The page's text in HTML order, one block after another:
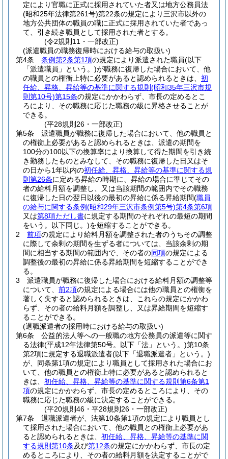
定により官職に正式に採用されていた者又は地方公務員法
(昭和25年法律第261号)第22条の規定により三沢市以外の
地方公共団体の職員の職に正式に採用されていた者であっ
て、引き続き職員として採用された者とする。
(令2規則11・一部改正)
(派遣職員の職務復帰時における給与の取扱い)
第4条
条例第2条第1項の規定により派遣された職員(以下
「派遣職員」という。)が職務に復帰した場合において、他
の職員との権衡上特に必要があると認められるときは、 初
任給、昇格、昇給等の基準に関する規則 (昭和35年三沢市規
則第10号)第15条の規定にかかわらず、市長の定めるとこ
ろにより、その職務に応じた職務の級に昇格させることが
できる。
(平28規則26・一部改正)
第5条
派遣職員が職務に復帰した場合において、他の職員と
の権衡上必要があると認められるときは、派遣の期間を
100分の100以下の換算率により換算して得た期間を引き続
き勤務したものとみなして、その職務に復帰した日又はそ
の日から1年以内の初任給、昇格、昇給等の基準に関する規
則第26条に定める昇給の時期に、昇給の場合に準じてその
者の給料月額を調整し、又は当該期間の範囲内でその職務
に復帰した日の翌日以後の最初の昇給に係る昇給期間(職員
の給与に関する条例(昭和29年三沢市条例第5号)第4条第6項
又は第8項ただし書に規定する期間のそれぞれの最短の期間
をいう。以下同じ。)を短縮することができる。
2
前項の規定により給料月額を調整された者のうちその調整
に際して余剰の期間を生ずる者については、当該余剰の期
間に相当する期間の範囲内で、その者の同項の規定による
調整後の最初の昇給に係る昇給期間を短縮することができ
る。
3
派遣職員が職務に復帰した場合における給料月額の調整等
について、 前2項の規定による場合には他の職員との権衡を
著しく失すると認められるときは、これらの規定にかかわ
らず、その者の給料月額を調整し、又は昇給期間を短縮す
ることができる。
(退職派遣者の採用時における給与の取扱い)
第6条
公益的法人等への一般職の地方公務員の派遣等に関す
る法律(平成12年法律第50号。以下「法」という。)第10条
第2項に規定する退職派遣者(以下「退職派遣者」という。)
が、同条第1項の規定により職員として採用された場合にお
いて、他の職員との権衡上特に必要があると認められると
きは、 初任給、昇格、昇給等の基準に関する規則第6条第1
項の規定にかかわらず、市長の定めるところにより、その
職務に応じた職務の級に決定することができる。
(平20規則46・平28規則26・一部改正)
第7条
退職派遣者が、法第10条第1項の規定により職員とし
て採用された場合において、他の職員との権衡上必要があ
ると認められるときは、 初任給、昇格、昇給等の基準に関
する規則第10条及び第12条の規定にかかわらず、市長の定
めるところにより、その者の給料月額を決定することがで